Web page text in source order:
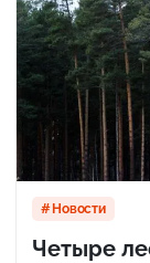
Новости
Четыре